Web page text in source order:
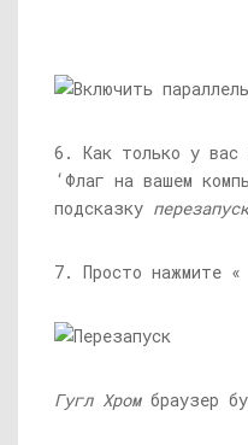
6. Как только у вас
‘Флаг на вашем
подсказку перезапуск
7. Просто нажмите «
Гугл Хромбраузер